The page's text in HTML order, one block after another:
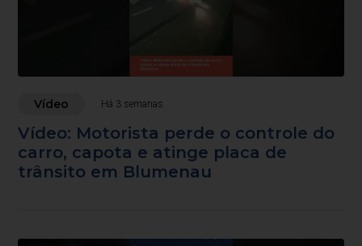
Vídeo Há 3 semanas
Vídeo: Motorista perde o controle do
carro, capota e atinge placa de
trânsito em Blumenau